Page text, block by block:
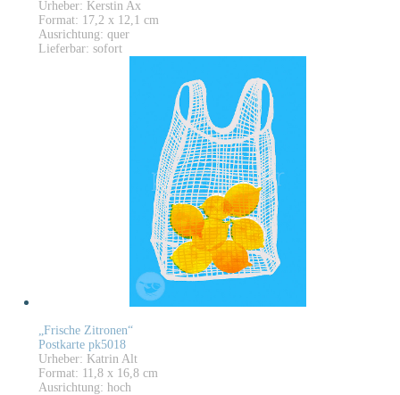
Urheber: Kerstin Ax
Format: 17,2 x 12,1 cm
Ausrichtung: quer
Lieferbar: sofort
„Frische Zitronen“
Postkarte pk5018
Urheber: Katrin Alt
Format: 11,8 x 16,8 cm
Ausrichtung: hoch